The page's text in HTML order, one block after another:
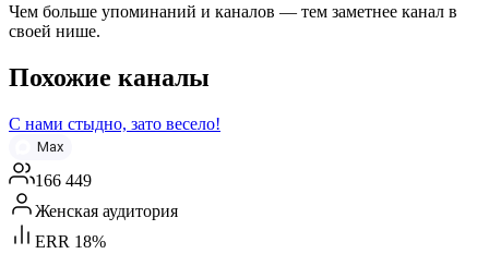
Чем больше упоминаний и каналов — тем заметнее канал в
своей нише.
Похожие каналы
С нами стыдно, зато весело!
Max
166 449
Женская аудитория
ERR 18%